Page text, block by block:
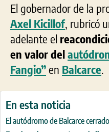
El gobernador de la
Axel Kicillof, rubricó
adelante el
en valor del
Fangio”en Balcarce.
En esta noticia
El autódromo de Balcarce